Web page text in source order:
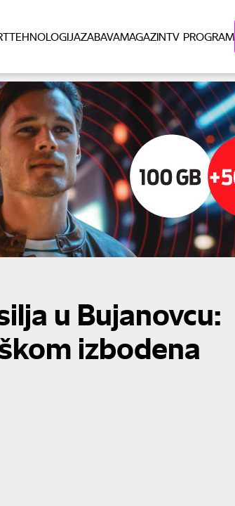
TEHNOLOGIJAZABAVAMAGAZINTV PROGRAM
u Bujanovcu:
izbodena